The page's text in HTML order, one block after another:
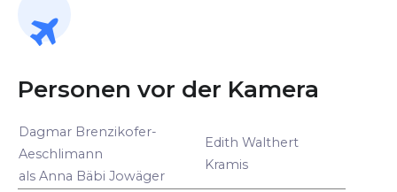
Personen vor der Kamera
Dagmar Brenzikofer-
Aeschlimann
als Anna Bäbi Jowäger
Edith Walthert
Kramis